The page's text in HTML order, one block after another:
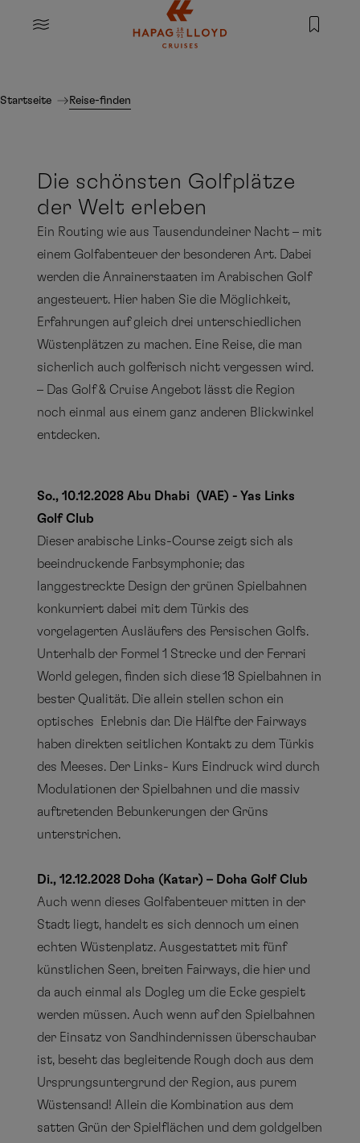
Springe zum Hauptinhalt
MENU
Startseite Reise-finden
Die schönsten Golfplätze
der Welt erleben
Ein Routing wie aus Tausendundeiner Nacht – mit
einem Golfabenteuer der besonderen Art. Dabei
werden die Anrainerstaaten im Arabischen Golf
angesteuert. Hier haben Sie die Möglichkeit,
Erfahrungen auf gleich drei unterschiedlichen
Wüstenplätzen zu machen. Eine Reise, die man
sicherlich auch golferisch nicht vergessen wird.
– Das Golf & Cruise Angebot lässt die Region
noch einmal aus einem ganz anderen Blickwinkel
entdecken.
So., 10.12.2028 Abu Dhabi (VAE) - Yas Links
Golf Club
Dieser arabische Links-Course zeigt sich als
beeindruckende Farbsymphonie; das
langgestreckte Design der grünen Spielbahnen
konkurriert dabei mit dem Türkis des
vorgelagerten Ausläufers des Persischen Golfs.
Unterhalb der Formel 1 Strecke und der Ferrari
World gelegen, finden sich diese 18 Spielbahnen in
bester Qualität. Die allein stellen schon ein
optisches Erlebnis dar. Die Hälfte der Fairways
haben direkten seitlichen Kontakt zu dem Türkis
des Meeses. Der Links- Kurs Eindruck wird durch
Modulationen der Spielbahnen und die massiv
auftretenden Bebunkerungen der Grüns
unterstrichen.
Di., 12.12.2028 Doha (Katar) – Doha Golf Club
Auch wenn dieses Golfabenteuer mitten in der
Stadt liegt, handelt es sich dennoch um einen
echten Wüstenplatz. Ausgestattet mit fünf
künstlichen Seen, breiten Fairways, die hier und
da auch einmal als Dogleg um die Ecke gespielt
werden müssen. Auch wenn auf den Spielbahnen
der Einsatz von Sandhindernissen überschaubar
ist, beseht das begleitende Rough doch aus dem
Ursprungsuntergrund der Region, aus purem
Wüstensand! Allein die Kombination aus dem
satten Grün der Spielflächen und dem goldgelben